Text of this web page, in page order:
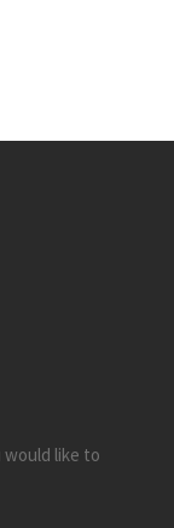
would like to